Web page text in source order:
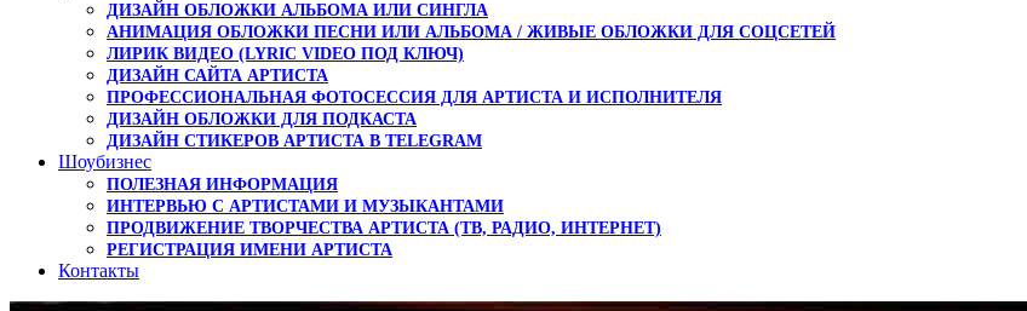
ДИЗАЙН ОБЛОЖКИ АЛЬБОМА ИЛИ СИНГЛА
АНИМАЦИЯ ОБЛОЖКИ ПЕСНИ ИЛИ АЛЬБОМА / ЖИВЫЕ ОБЛОЖКИ ДЛЯ СОЦСЕТЕЙ
ЛИРИК ВИДЕО (LYRIC VIDEO ПОД КЛЮЧ)
ДИЗАЙН САЙТА АРТИСТА
ПРОФЕССИОНАЛЬНАЯ ФОТОСЕССИЯ ДЛЯ АРТИСТА И ИСПОЛНИТЕЛЯ
ДИЗАЙН ОБЛОЖКИ ДЛЯ ПОДКАСТА
ДИЗАЙН СТИКЕРОВ АРТИСТА В TELEGRAM
Шоубизнес
ПОЛЕЗНАЯ ИНФОРМАЦИЯ
ИНТЕРВЬЮ С АРТИСТАМИ И МУЗЫКАНТАМИ
ПРОДВИЖЕНИЕ ТВОРЧЕСТВА АРТИСТА (ТВ, РАДИО, ИНТЕРНЕТ)
РЕГИСТРАЦИЯ ИМЕНИ АРТИСТА
Контакты